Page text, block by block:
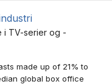
i TV-serier og -
made up of 21% to
global box office